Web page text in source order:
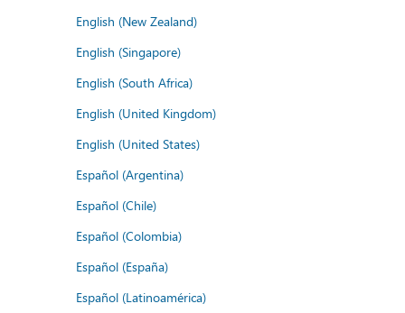
English (New Zealand)
English (Singapore)
English (South Africa)
English (United Kingdom)
English (United States)
Español (Argentina)
Español (Chile)
Español (Colombia)
Español (España)
Español (Latinoamérica)